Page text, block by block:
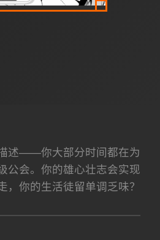
述——你大部分时间都在为
公会。你的雄心壮志会实现
你的生活徒留单调乏味？